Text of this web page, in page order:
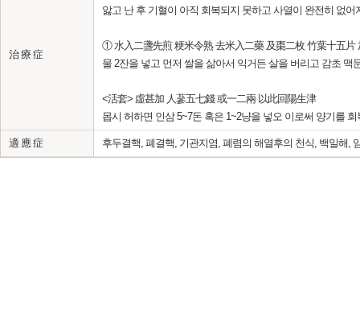
治 療 症
앓고 난 후 기혈이 아직 회복되지 못하고 사열이 완전히 없
① 水入二盞先煎 粳米令熟 去米入二藥 及棗二枚 竹葉十五片
물 2잔을 넣고 먼저 쌀을 삶아서 익거든 살을 버리고 감초
<活套> 虛甚加 人蔘五七錢 或一二兩 以此回陽生津
몹시 허하면 인삼 5~7돈 혹은 1~2냥을 넣오 이로써 양기를
適 應 症 후두결핵, 폐결핵, 기관지염, 폐렴의 해열후의 천식, 백일해,